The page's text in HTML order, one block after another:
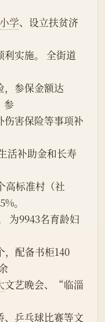
小学、设立扶贫济
实施。 全街道
，参保金额达
参
伤害保险等事项补
活补助金和长寿
高标准村（社
。
为9943名育龄妇
配备书柜140
文艺晚会、“临淄
、乒乓球比赛等文